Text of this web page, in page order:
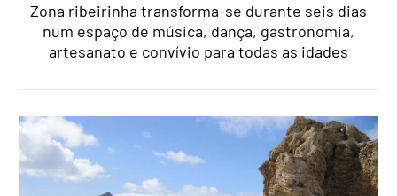
Zona ribeirinha transforma-se durante seis dias
num espaço de música, dança, gastronomia,
artesanato e convívio para todas as idades